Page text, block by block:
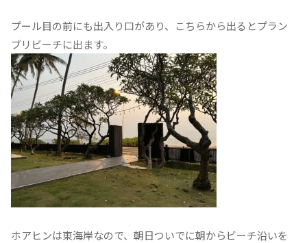
プール目の前にも出入り口があり、こちらから出るとプラン
ブリビーチに出ます。
ホアヒンは東海岸なので、朝日ついでに朝からビーチ沿いを